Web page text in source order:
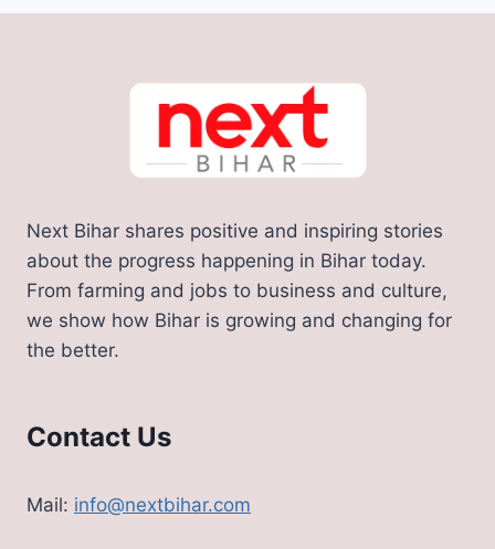
Next Bihar shares positive and inspiring stories
about the progress happening in Bihar today.
From farming and jobs to business and culture,
we show how Bihar is growing and changing for
the better.
Contact Us
Mail: info@nextbihar.com